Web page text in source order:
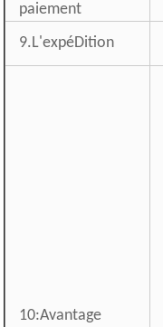
paiement
9.L'expéDition
10:Avantage